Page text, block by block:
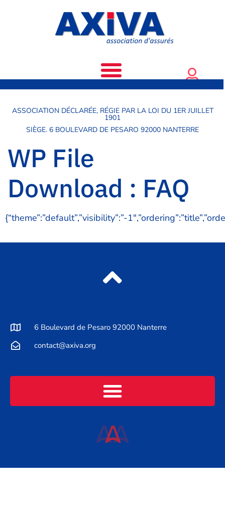
ASSOCIATION DÉCLARÉE, RÉGIE PAR LA LOI DU 1ER JUILLET
1901
SIÈGE. 6 BOULEVARD DE PESARO 92000 NANTERRE
WP File
Download : FAQ
{“theme”:”default”,”visibility”:”-
6 Boulevard de Pesaro 92000 Nanterre
contact@axiva.org